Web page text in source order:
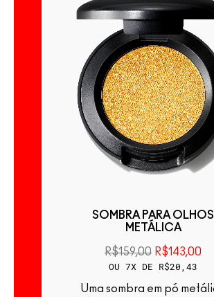
SOMBRA PARA OLHOS
METÁLICA
R$159,00 R$143,00
OU 7X DE R$20,43
Uma sombra em pó metálica